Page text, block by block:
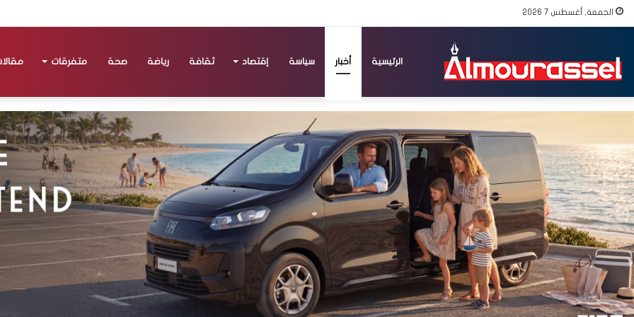
الجمعة, أغسطس 7 2026
الرئيسية أخبار سياسة إقتصاد ثقافة رياضة صحة متفرقات